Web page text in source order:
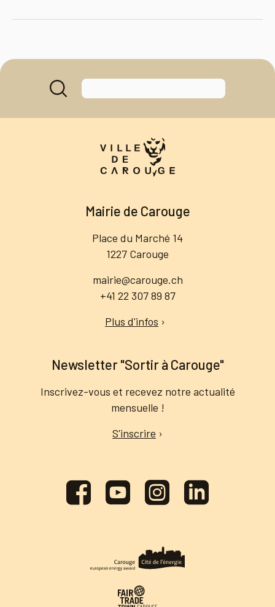
Mairie de Carouge
Place du Marché 14
1227 Carouge
mairie@carouge.ch
+41 22 307 89 87
Plus d'infos ›
Newsletter "Sortir à Carouge"
Inscrivez-vous et recevez notre actualité
mensuelle !
S'inscrire ›